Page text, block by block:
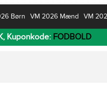
Børn VM 2026 Mænd VM
Kuponkode: FODBOLD